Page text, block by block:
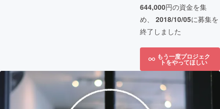
644,000円の資金を集
め、 2018/10/05に募集を
終了しました
もう一度プロジェク
トをやってほしい